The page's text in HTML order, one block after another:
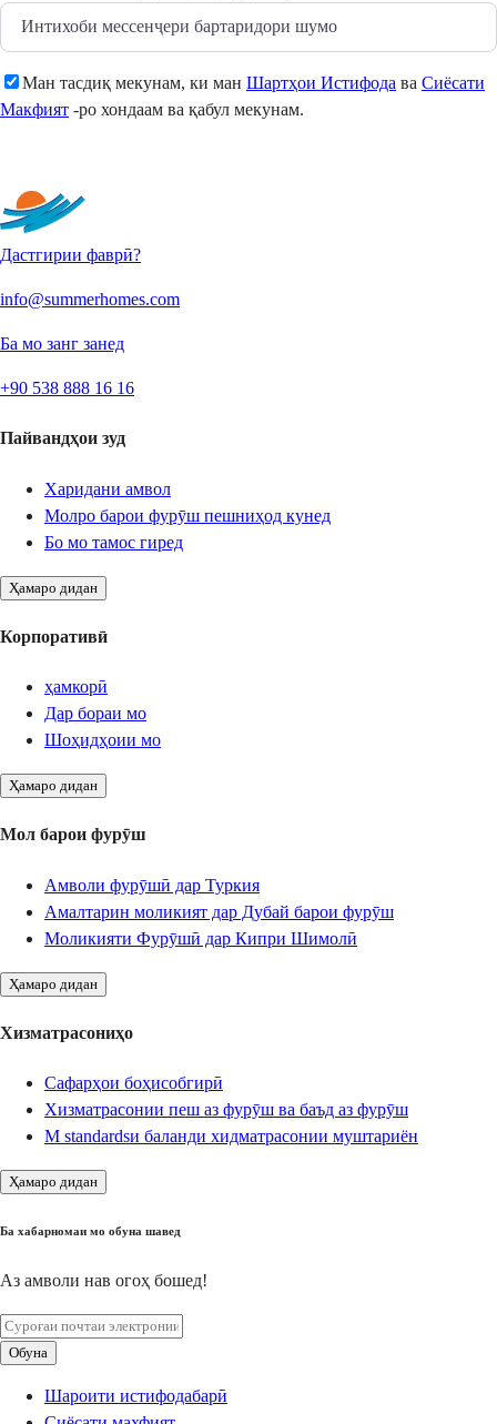
Ман тасдиқ мекунам, ки ман Шартҳои Истифода ва Сиёсати
Макфият -ро хондаам ва қабул мекунам.
Дастгирии фаврӣ?
info@summerhomes.com
Ба мо занг занед
+90 538 888 16 16
Пайвандҳои зуд
Харидани амвол
Молро барои фурӯш пешниҳод кунед
Бо мо тамос гиред
Ҳамаро дидан
Корпоративӣ
ҳамкорӣ
Дар бораи мо
Шоҳидҳоии мо
Ҳамаро дидан
Мол барои фурӯш
Амволи фурӯшӣ дар Туркия
Амалтарин моликият дар Дубай барои фурӯш
Моликияти Фурӯшӣ дар Кипри Шимолӣ
Ҳамаро дидан
Хизматрасониҳо
Сафарҳои боҳисобгирӣ
Хизматрасонии пеш аз фурӯш ва баъд аз фурӯш
М standardsи баланди хидматрасонии муштариён
Ҳамаро дидан
Ба хабарномаи мо обуна шавед
Аз амволи нав огоҳ бошед!
Обуна
Шароити истифодабарӣ